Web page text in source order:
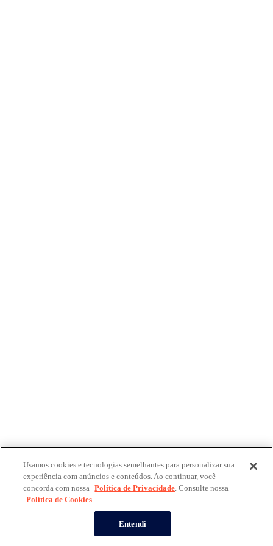
Usamos cookies e tecnologias semelhantes para personalizar sua
experiência com anúncios e conteúdos. Ao continuar, você
concorda com nossa Política de Privacidade. Consulte nossa
Política de Cookies
Entendi